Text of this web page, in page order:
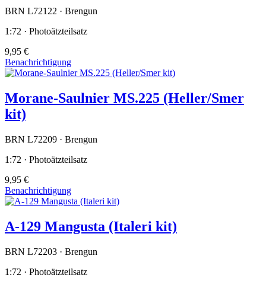
BRN L72122 · Brengun
1:72 · Photoätzteilsatz
9,95 €
Benachrichtigung
Morane-Saulnier MS.225 (Heller/Smer
kit)
BRN L72209 · Brengun
1:72 · Photoätzteilsatz
9,95 €
Benachrichtigung
A-129 Mangusta (Italeri kit)
BRN L72203 · Brengun
1:72 · Photoätzteilsatz